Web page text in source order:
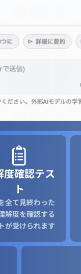
度確認テス
ト
全て見終わった
解度を確認する
が受けられます